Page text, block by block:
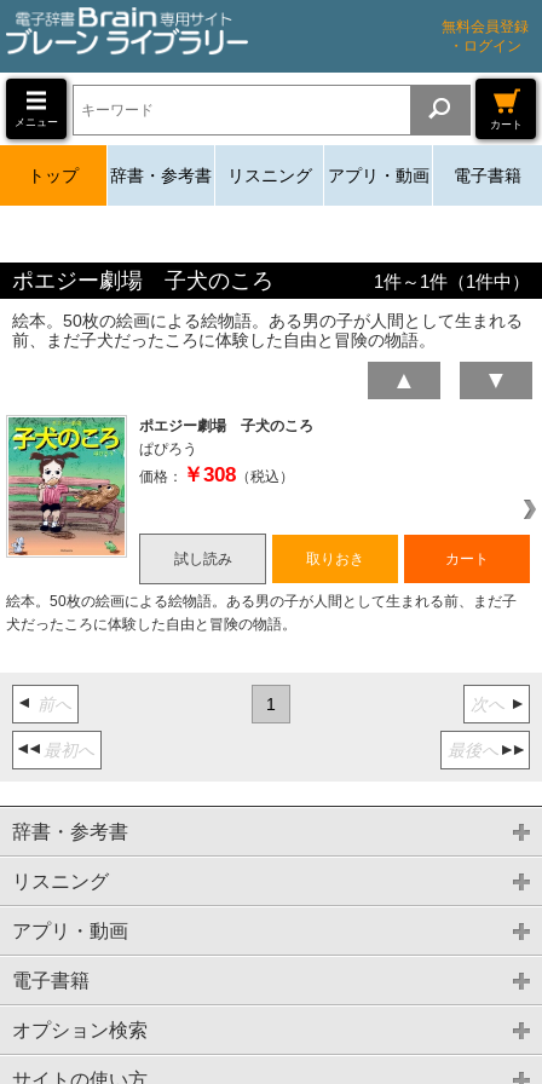
無料会員登録
・ログイン
メニュー カート
トップ 辞書・参考書 リスニング アプリ・動画 電子書籍
ポエジー劇場 子犬のころ 1件～ 1件（1件中）
絵本。50枚の絵画による絵物語。ある男の子が人間として生まれる
前、まだ子犬だったころに体験した自由と冒険の物語。
▲ ▼
ポエジー劇場 子犬のころ
ぱぴろう
価格：
￥308 （税込）
試し読み 取りおき カート
絵本。50枚の絵画による絵物語。ある男の子が人間として生まれる前、まだ子
犬だったころに体験した自由と冒険の物語。
最初へ
前へ 1 次へ
最後へ
辞書・参考書
リスニング
アプリ・動画
電子書籍
オプション検索
サイトの使い方